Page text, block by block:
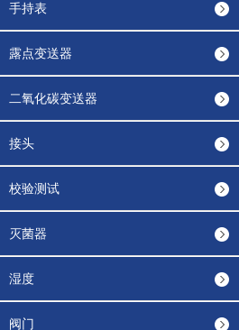
手持表
露点变送器
二氧化碳变送器
接头
校验测试
灭菌器
湿度
阀门